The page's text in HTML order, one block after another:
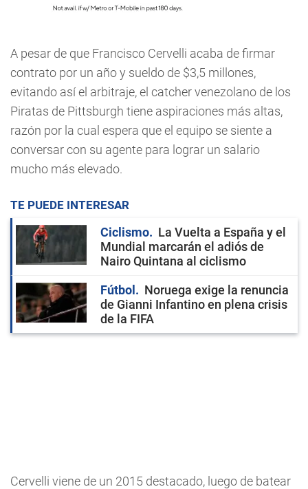
A pesar de que Francisco Cervelli acaba de firmar
contrato por un año y sueldo de $3,5 millones,
evitando así el arbitraje, el catcher venezolano de los
Piratas de Pittsburgh tiene aspiraciones más altas,
razón por la cual espera que el equipo se siente a
conversar con su agente para lograr un salario
mucho más elevado.
TE PUEDE INTERESAR
Ciclismo
La Vuelta a España y el
Mundial marcarán el adiós de
Nairo Quintana al ciclismo
Fútbol
Noruega exige la renuncia
de Gianni Infantino en plena crisis
de la FIFA
Cervelli viene de un 2015 destacado, luego de batear